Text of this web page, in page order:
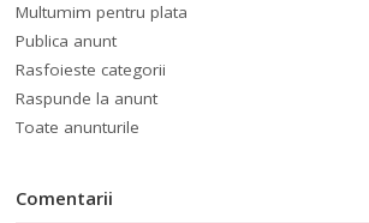
Multumim pentru plata
Publica anunt
Rasfoieste categorii
Raspunde la anunt
Toate anunturile
Comentarii